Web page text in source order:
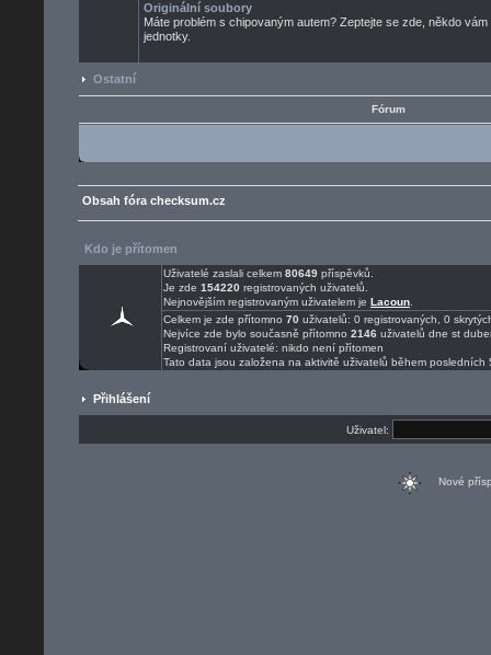
Originální soubory
Máte problém s chipovaným autem? Zeptejte se zde, někdo
jednotky.
Ostatní
Fórum
Obsah fóra checksum.cz
Kdo je přítomen
Uživatelé zaslali celkem 80649 příspěvků.
Je zde 154220 registrovaných uživatelů.
Nejnovějším registrovaným uživatelem je Lacoun
Celkem je zde přítomno 70 uživatelů: 0 registrovaných, 0
Nejvíce zde bylo současně přítomno 2146 uživatelů dne st
Registrovaní uživatelé: nikdo není přítomen
Tato data jsou založena na aktivitě uživatelů během posledních
Přihlášení
Uživatel:
Nové